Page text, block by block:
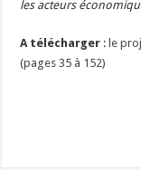
les acteurs
A télécharger :le
(pages 35 à 152)